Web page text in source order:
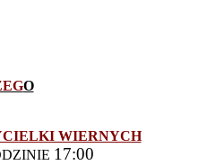
O
WIERNYCH
17:00